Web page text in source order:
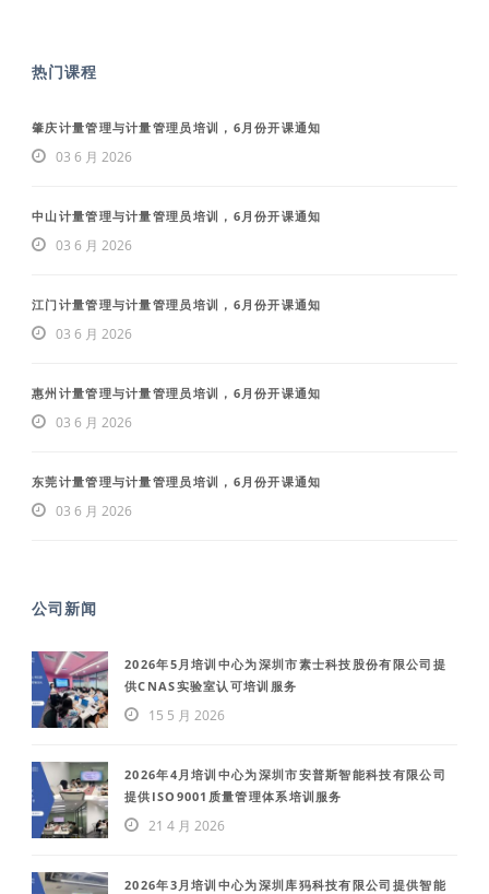
热门课程
肇庆计量管理与计量管理员培训，6月份开课通知
03 6 月 2026
中山计量管理与计量管理员培训，6月份开课通知
03 6 月 2026
江门计量管理与计量管理员培训，6月份开课通知
03 6 月 2026
惠州计量管理与计量管理员培训，6月份开课通知
03 6 月 2026
东莞计量管理与计量管理员培训，6月份开课通知
03 6 月 2026
公司新闻
2026年5月培训中心为深圳市素士科技股份有限公司提
供CNAS实验室认可培训服务
15 5 月 2026
2026年4月培训中心为深圳市安普斯智能科技有限公司
提供ISO9001质量管理体系培训服务
21 4 月 2026
2026年3月培训中心为深圳库犸科技有限公司提供智能